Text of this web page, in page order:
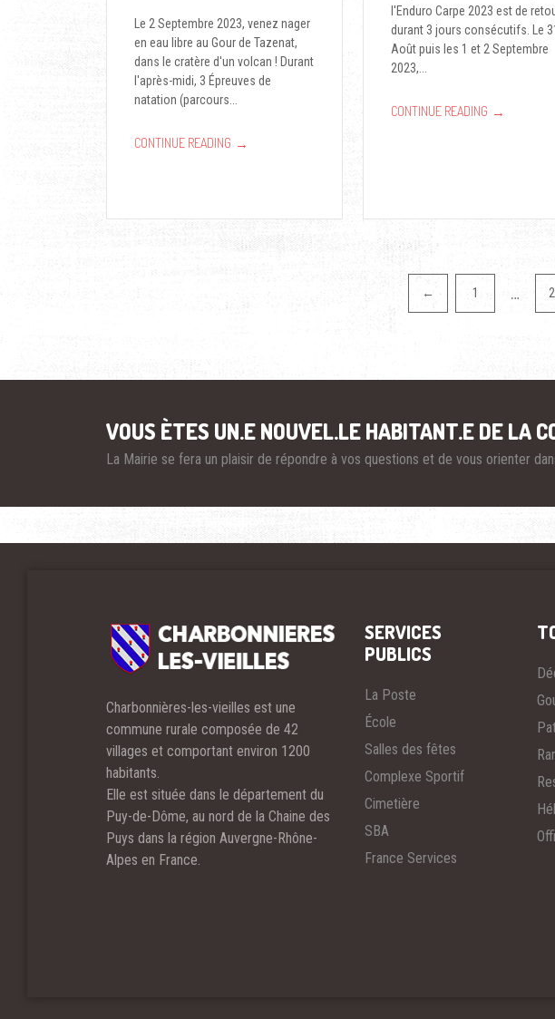
Le 2 Septembre 2023, venez nager
en eau libre au Gour de Tazenat,
dans le cratère d'un volcan ! Durant
l'après-midi, 3 Épreuves de
natation (parcours...
CONTINUE READING →
l'Enduro Carpe 2023 est de
durant 3 jours consécutifs. Le
Août puis les 1 et 2 Septembre
2023,...
CONTINUE READING →
← 1 …
VOUS ÈTES UN.E NOUVEL.LE HABITANT.E DE LA
La Mairie se fera un plaisir de répondre à vos questions et de vous orienter
Charbonnières-les-vieilles est une
commune rurale composée de 42
villages et comportant environ 1200
habitants.
Elle est située dans le département du
Puy-de-Dôme, au nord de la Chaine des
Puys dans la région Auvergne-Rhône-
Alpes en France.
SERVICES
PUBLICS
La Poste
École
Salles des fêtes
Complexe Sportif
Cimetière
SBA
France Services